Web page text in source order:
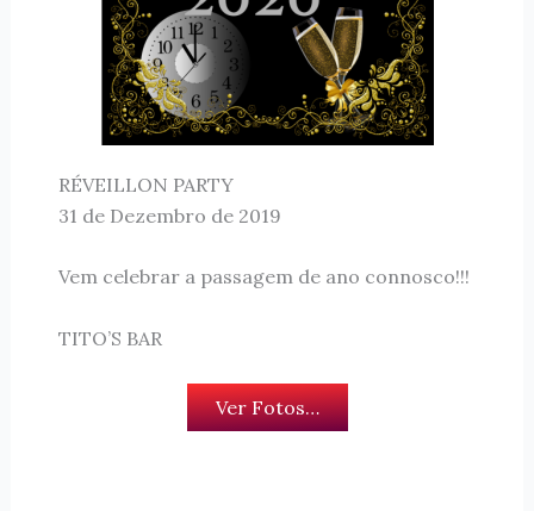
RÉVEILLON PARTY
31 de Dezembro de 2019
Vem celebrar a passagem de ano connosco!!!
TITO’S BAR
Ver Fotos…